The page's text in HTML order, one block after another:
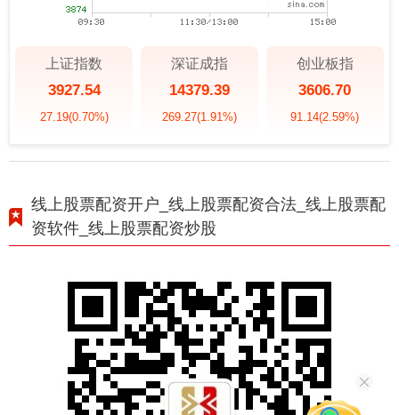
上证指数
3927.54
27.19(0.70%)
深证成指
14379.39
269.27(1.91%)
创业板指
3606.70
91.14(2.59%)
线上股票配资开户_线上股票配资合法_线上股票配
资软件_线上股票配资炒股